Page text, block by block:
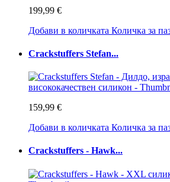
199,99 €
Добави в количката Количка за
Crackstuffers Stefan...
159,99 €
Добави в количката Количка за
Crackstuffers - Hawk...